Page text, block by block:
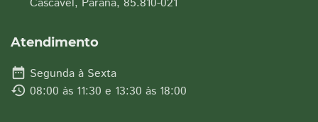
Cascavel, Paraná, 85.810-021
Atendimento
date_range Segunda à Sexta
history 08:00 às 11:30 e 13:30 às 18:00